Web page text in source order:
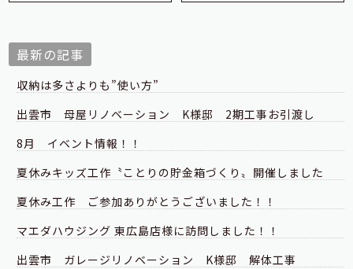
最新の記事
収納は多さよりも”使い方”
出雲市 母屋リノベーション K様邸 2期工事お引渡し
8月 イベント情報！！
夏休みキッズ工作〝ことりの貯金箱づくり〟開催しました
夏休み工作 ご参加ありがとうございました！！
マエダハウジング 東広島店様に訪問しました！！
出雲市 ガレージリノベーション K様邸 解体工事